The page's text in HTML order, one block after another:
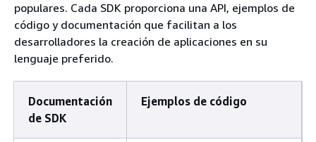
populares. Cada SDK proporciona una API, ejemplos de
código y documentación que facilitan a los
desarrolladores la creación de aplicaciones en su
lenguaje preferido.
Documentación
de SDK
Ejemplos de código